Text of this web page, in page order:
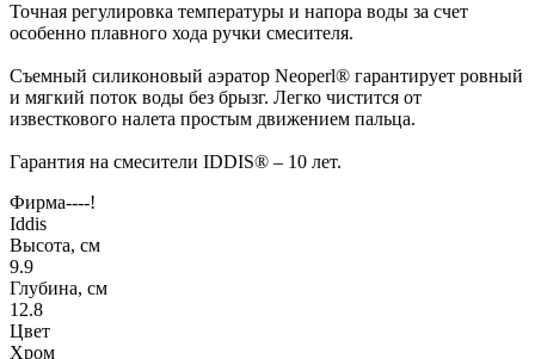
Точная регулировка температуры и напора воды за счет
особенно плавного хода ручки смесителя.
Съемный силиконовый аэратор Neoperl® гарантирует ровный
и мягкий поток воды без брызг. Легко чистится от
известкового налета простым движением пальца.
Гарантия на смесители IDDIS® – 10 лет.
Фирма----!
Iddis
Высота, см
9.9
Глубина, см
12.8
Цвет
Хром